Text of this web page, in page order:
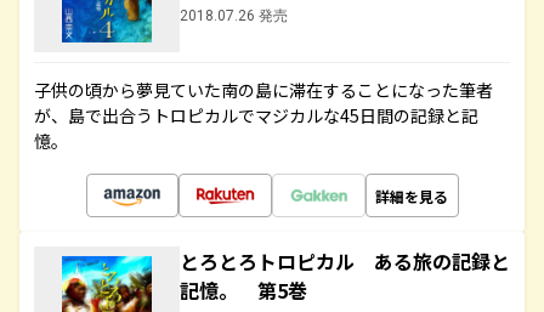
2018.07.26 発売
子供の頃から夢見ていた南の島に滞在することになった筆者
が、島で出合うトロピカルでマジカルな45日間の記録と記
憶。
詳細を見る
とろとろトロピカル ある旅の記録と
記憶。 第5巻